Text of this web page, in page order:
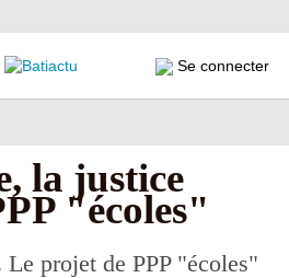
Se connecter
la justice
"écoles"
Le projet de PPP "écoles"